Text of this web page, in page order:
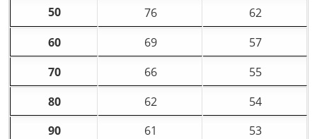
50
76
62
60
69
57
70
66
55
80
62
54
90
61
53